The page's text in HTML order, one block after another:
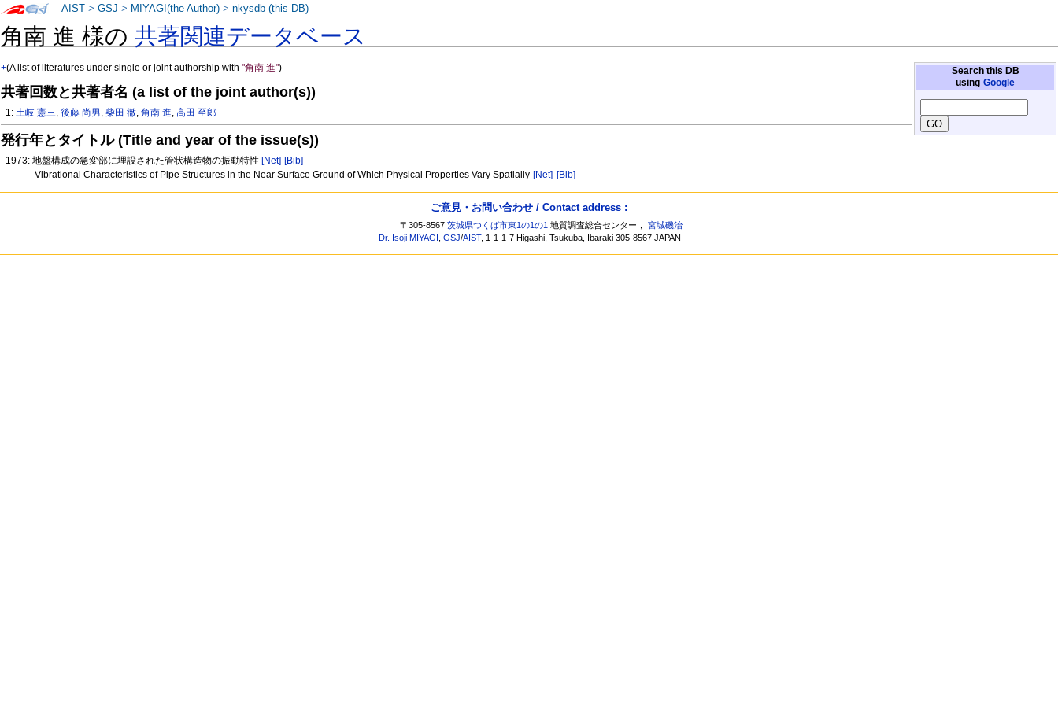
角南 進 様の共著関連データベース
Search this DB
using Google
+(A list of literatures under single or joint authorship with"角南 進")
共著回数と共著者名 (a list of the joint author(s))
1:土岐 憲三,後藤 尚男,柴田 徹,角南 進,高田 至郎
発行年とタイトル (Title and year of the issue(s))
1973: 地盤構成の急変部に埋設された管状構造物の振動特性 [Net] [Bib]
Vibrational Characteristics of Pipe Structures in the Near Surface Ground of Which Physical Properties Vary Spatially [Net] [Bib]
AIST >GSJ > MIYAGI(the Author) >nkysdb (this DB)
ご意見・お問い合わせ / Contact address :
〒305-8567茨城県つくば市東1の1の1 地質調査総合センター，宮城磯治
Dr. Isoji MIYAGI ,GSJ/AIST, 1-1-1-7 Higashi, Tsukuba, Ibaraki 305-8567 JAPAN